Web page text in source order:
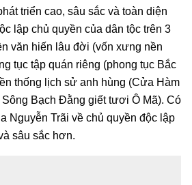
triển cao, sâu sắc và toàn diện
lập chủ quyền của dân tộc trên 3
văn hiến lâu đời (vốn xưng nền
tục tập quán riêng (phong tục Bắc
thống lịch sử anh hùng (Cửa Hàm
Bạch Đằng giết tươi Ô Mã). Có
Nguyễn Trãi về chủ quyền độc lập
sâu sắc hơn.